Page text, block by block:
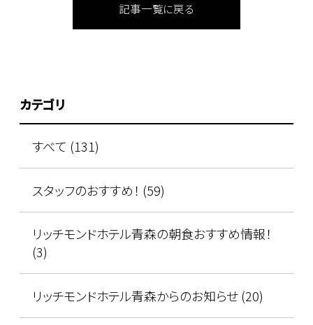
記事一覧に戻る
カテゴリ
すべて (131)
スタッフのおすすめ！ (59)
リッチモンドホテル青森の朝食おすすめ情報！
(3)
リッチモンドホテル青森からのお知らせ (20)